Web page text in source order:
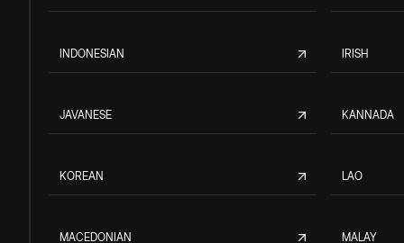
INDONESIAN IRISH
JAVANESE KANNADA
KOREAN LAO
MACEDONIAN MALAY